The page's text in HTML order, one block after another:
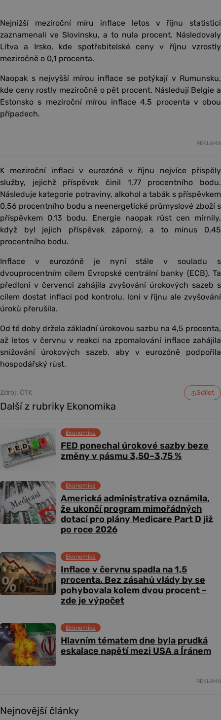
Nejnižší meziroční míru inflace letos v říjnu statistici
zaznamenali ve Slovinsku, a to nula procent. Následovaly
Litva a Irsko, kde spotřebitelské ceny v říjnu vzrostly
meziročně o 0,1 procenta.
Naopak s nejvyšší mírou inflace se potýkají v Rumunsku,
kde ceny rostly meziročně o pět procent. Následují Belgie a
Estonsko s meziroční mírou inflace 4,5 procenta v obou
případech.
REKLAMA
K meziroční inflaci v eurozóně v říjnu nejvíce přispěly
služby, jejichž příspěvek činil 1,77 procentního bodu.
Následuje kategorie potraviny, alkohol a tabák s příspěvkem
0,56 procentního bodu a neenergetické průmyslové zboží s
příspěvkem 0,13 bodu. Energie naopak růst cen mírnily,
když byl jejich příspěvek záporný, a to minus 0,45
procentního bodu.
Inflace v eurozóně je nyní stále v souladu s
dvouprocentním cílem Evropské centrální banky (ECB). Ta
předloni v červenci zahájila zvyšování úrokových sazeb s
cílem dostat inflaci pod kontrolu, loni v říjnu ale zvyšování
úroků přerušila.
Od té doby držela základní úrokovou sazbu na 4,5 procenta,
až letos v červnu v reakci na zpomalování inflace zahájila
snižování úrokových sazeb, aby v eurozóně podpořila
hospodářský růst.
Zdroj: ČTK Sdílet
Další z rubriky Ekonomika
FED ponechal úrokové sazby beze
změny v pásmu 3,50–3,75 %
Ekonomika
Americká administrativa oznámila,
že ukončí program mimořádných
dotací pro plány Medicare Part D již
po roce 2026
Ekonomika
Inflace v červnu spadla na 1,5
procenta. Bez zásahů vlády by se
pohybovala kolem dvou procent –
zde je výpočet
Ekonomika
Hlavním tématem dne byla prudká
eskalace napětí mezi USA a Íránem
Ekonomika
REKLAMA
Nejnovější články